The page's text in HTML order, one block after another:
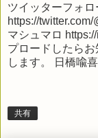
ツイッターフォロ
https://
マシュマロ
プロードしたら
します。 日橋喩
共有